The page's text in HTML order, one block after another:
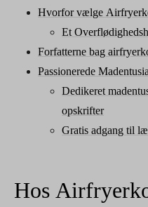
Hvorfor vælge
Et
Forfatterne bag
Passionerede
Dedikeret
opskrifter
Gratis adgang til
Hos